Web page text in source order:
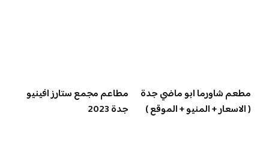
مطعم شاورما ابو ماضي جدة
( الاسعار + المنيو + الموقع )
مطاعم مجمع ستارز افينيو
جدة 2023